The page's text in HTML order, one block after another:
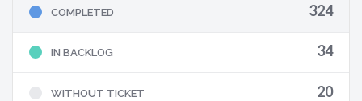
324
COMPLETED
34
IN BACKLOG
20
WITHOUT TICKET